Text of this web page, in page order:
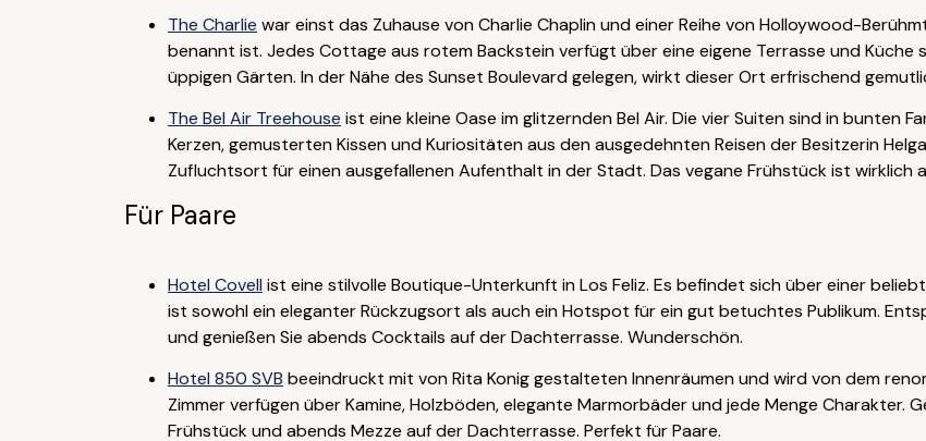
The Charlie war einst das Zuhause von Charlie Chaplin und einer Reihe von Holloywood-
benannt ist. Jedes Cottage aus rotem Backstein verfügt über eine eigene Terrasse und Küche
üppigen Gärten. In der Nähe des Sunset Boulevard gelegen, wirkt dieser Ort erfrischend
The Bel Air Treehouse ist eine kleine Oase im glitzernden Bel Air. Die vier Suiten sind in bunten
Kerzen, gemusterten Kissen und Kuriositäten aus den ausgedehnten Reisen der Besitzerin
Zufluchtsort für einen ausgefallenen Aufenthalt in der Stadt. Das vegane Frühstück ist wirklich
Für Paare
Hotel Covell ist eine stilvolle Boutique-Unterkunft in Los Feliz. Es befindet sich über einer
ist sowohl ein eleganter Rückzugsort als auch ein Hotspot für ein gut betuchtes Publikum.
und genießen Sie abends Cocktails auf der Dachterrasse. Wunderschön.
Hotel 850 SVB beeindruckt mit von Rita Konig gestalteten Innenräumen und wird von dem
Zimmer verfügen über Kamine, Holzböden, elegante Marmorbäder und jede Menge Charakter.
Frühstück und abends Mezze auf der Dachterrasse. Perfekt für Paare.